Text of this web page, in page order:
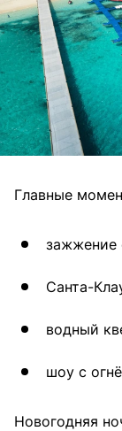
Главные
зажжение
Санта-
водный
шоу с
Новогодняя